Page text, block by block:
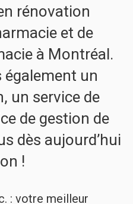
rénovation
et de
à Montréal.
un
un service de
de gestion de
dès aujourd’hui
!
: votre meilleur